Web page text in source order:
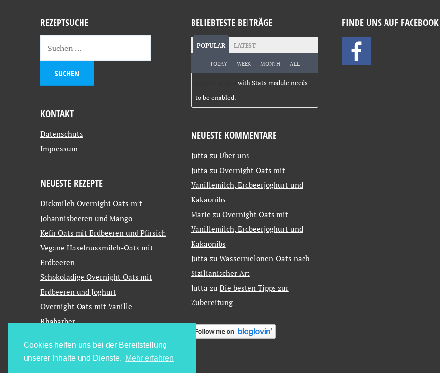
Cookies helfen uns bei der Bereitstellung
unserer Inhalte und Dienste. Mehr erfahren
REZEPTSUCHE
KONTAKT
Datenschutz
Impressum
NEUESTE REZEPTE
Dickmilch Overnight Oats mit
Johannisbeeren und Mango
Kefir Oats mit Erdbeeren und Pfirsich
Vegane Haselnussmilch-Oats mit
Erdbeeren
Schokoladige Overnight Oats mit
Erdbeeren und Joghurt
Overnight Oats mit Vanille-
Rhabarber
BELIEBTESTE BEITRÄGE
POPULAR LATEST
TODAY WEEK MONTH ALL
with Stats module needs
to be enabled.
NEUESTE KOMMENTARE
Jutta zu Über uns
Jutta zu Overnight Oats mit
Vanillemilch, Erdbeerjoghurt und
Kakaonibs
Marie zu Overnight Oats mit
Vanillemilch, Erdbeerjoghurt und
Kakaonibs
Jutta zu Wassermelonen-Oats nach
Sizilianischer Art
Jutta zu Die besten Tipps zur
Zubereitung
FINDE UNS AUF FACEBOOK